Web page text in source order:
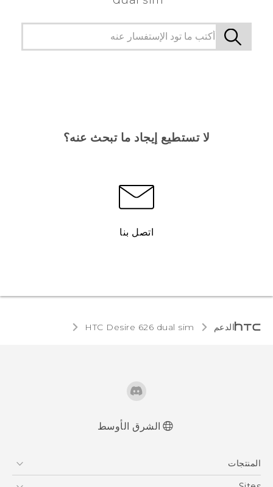
لا تستطيع إيجاد ما تبحث عنه؟
اتصل بنا
الدعم HTC Desire 626 dual sim‎
الشرق الأوسط
المنتجات
5G